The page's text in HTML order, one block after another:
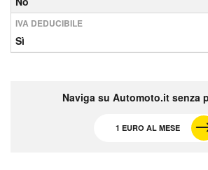
IVA DEDUCIBILE
Sì
Naviga su Automoto.it senza
1 EURO AL MESE